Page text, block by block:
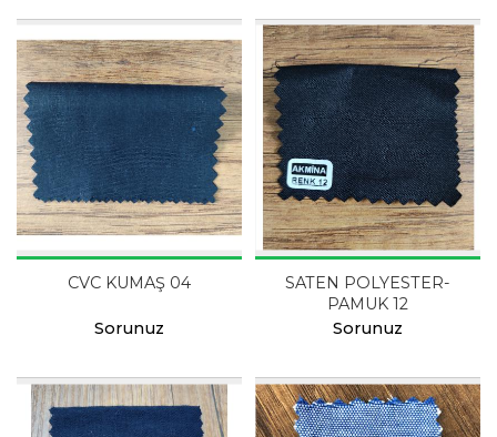
CVC KUMAŞ 04
Sorunuz
SATEN POLYESTER-
PAMUK 12
Sorunuz